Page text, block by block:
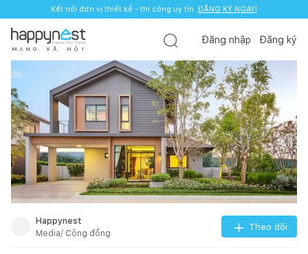
Kết nối đơn vị thiết kế - thi công uy tín. ĐĂNG KÝ NGAY!
M Ạ N G X Ã H Ộ I
Đăng nhập Đăng ký
Happynest
Media/ Cộng đồng
Theo dõi